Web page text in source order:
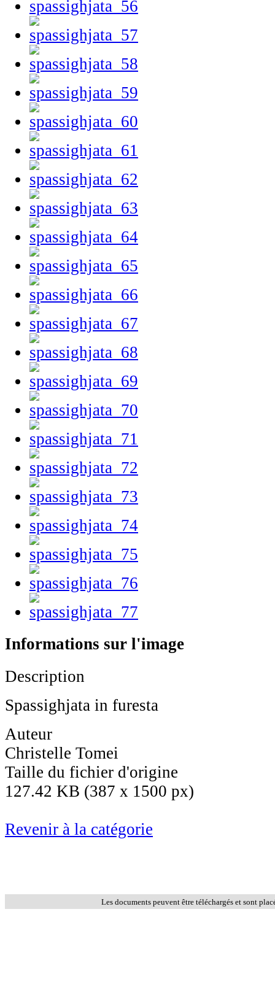
Informations sur l'image
Description
Spassighjata in furesta
Auteur
Christelle Tomei
Taille du fichier d'origine
127.42 KB (387 x 1500 px)
Revenir à la catégorie
Les documents peuvent être téléchargés et sont